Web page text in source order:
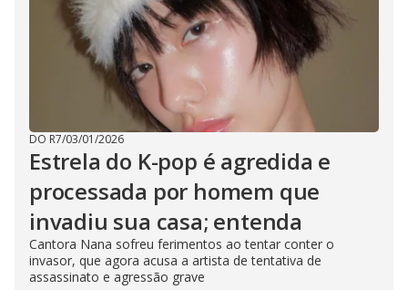
DO R7/03/01/2026
Estrela do K-pop é agredida e
processada por homem que
invadiu sua casa; entenda
Cantora Nana sofreu ferimentos ao tentar conter o
invasor, que agora acusa a artista de tentativa de
assassinato e agressão grave